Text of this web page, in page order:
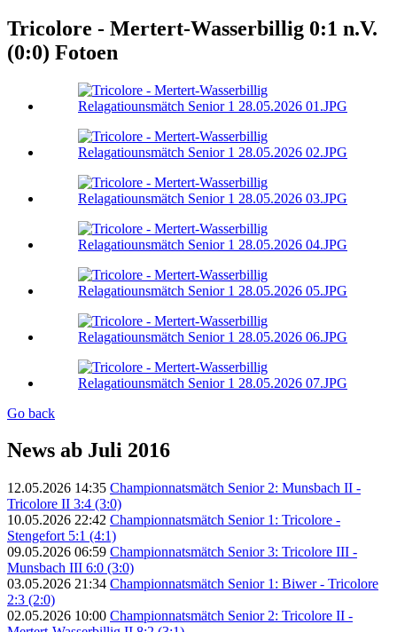
Tricolore - Mertert-Wasserbillig 0:1 n.V.
(0:0) Fotoen
Go back
News ab Juli 2016
12.05.2026 14:35 Championnatsmätch Senior 2: Munsbach II -
Tricolore II 3:4 (3:0)
10.05.2026 22:42 Championnatsmätch Senior 1: Tricolore -
Stengefort 5:1 (4:1)
09.05.2026 06:59 Championnatsmätch Senior 3: Tricolore III -
Munsbach III 6:0 (3:0)
03.05.2026 21:34 Championnatsmätch Senior 1: Biwer - Tricolore
2:3 (2:0)
02.05.2026 10:00 Championnatsmätch Senior 2: Tricolore II -